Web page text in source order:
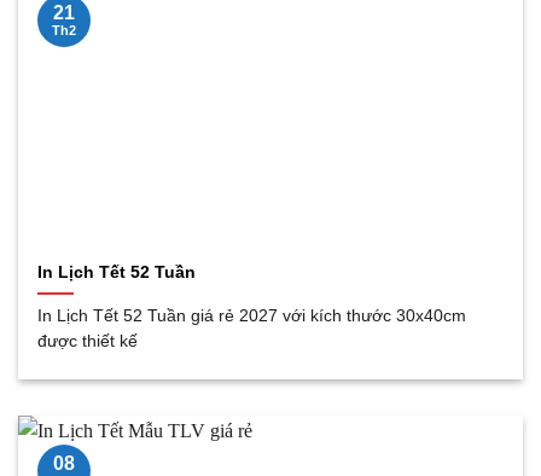
In Lịch Tết 52 Tuần
In Lịch Tết 52 Tuần giá rẻ 2027 với kích thước 30x40cm
được thiết kế
21
Th2
08